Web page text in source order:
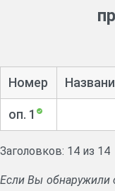
Номер
оп. 1
Заголовков: 14 из 14
Если Вы обнаружили